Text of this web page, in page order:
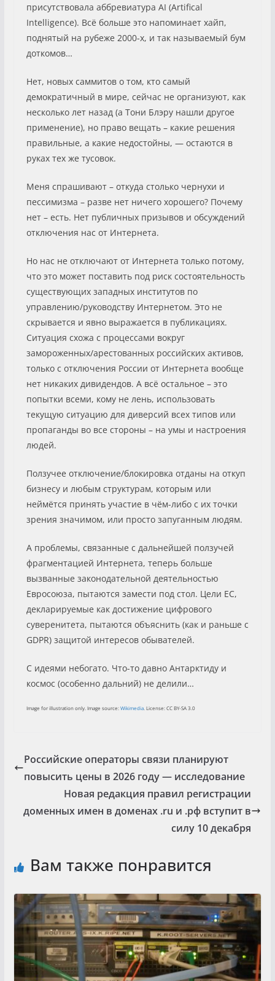
присутствовала аббревиатура AI (Artifical
Intelligence). Всё больше это напоминает хайп,
поднятый на рубеже 2000-х, и так называемый бум
доткомов…
Нет, новых саммитов о том, кто самый
демократичный в мире, сейчас не организуют, как
несколько лет назад (а Тони Блэру нашли другое
применение), но право вещать – какие решения
правильные, а какие недостойны, — остаются в
руках тех же тусовок.
Меня спрашивают – откуда столько чернухи и
пессимизма – разве нет ничего хорошего? Почему
нет – есть. Нет публичных призывов и обсуждений
отключения нас от Интернета.
Но нас не отключают от Интернета только потому,
что это может поставить под риск состоятельность
существующих западных институтов по
управлению/руководству Интернетом. Это не
скрывается и явно выражается в публикациях.
Ситуация схожа с процессами вокруг
замороженных/арестованных российских активов,
только с отключения России от Интернета вообще
нет никаких дивидендов. А всё остальное – это
попытки всеми, кому не лень, использовать
текущую ситуацию для диверсий всех типов или
пропаганды во все стороны – на умы и настроения
людей.
Ползучее отключение/блокировка отданы на откуп
бизнесу и любым структурам, которым или
неймётся принять участие в чём-либо с их точки
зрения значимом, или просто запуганным людям.
А проблемы, связанные с дальнейшей ползучей
фрагментацией Интернета, теперь больше
вызванные законодательной деятельностью
Евросоюза, пытаются замести под стол. Цели ЕС,
декларируемые как достижение цифрового
суверенитета, пытаются объяснить (как и раньше c
GDPR) защитой интересов обывателей.
С идеями небогато. Что-то давно Антарктиду и
космос (особенно дальний) не делили…
Image for illustration only. Image source:Wikimedia. License: CC BY-SA 3.0
Российские операторы связи планируют
повысить цены в 2026 году — исследование
Новая редакция правил регистрации
доменных имен в доменах .ru и .рф вступит в
силу 10 декабря
Вам также понравится